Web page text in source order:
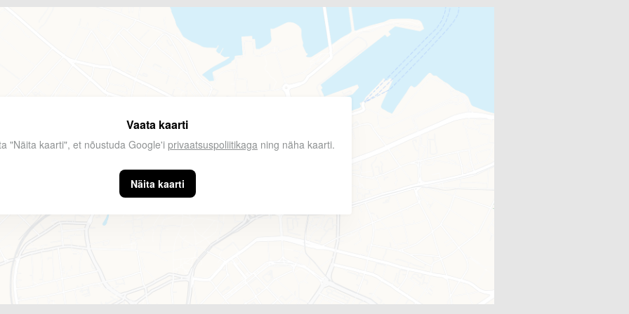
Vaata kaarti
"Näita kaarti", et nõustuda Google'i privaatsuspoliitikaga ning näha kaarti.
Näita kaarti